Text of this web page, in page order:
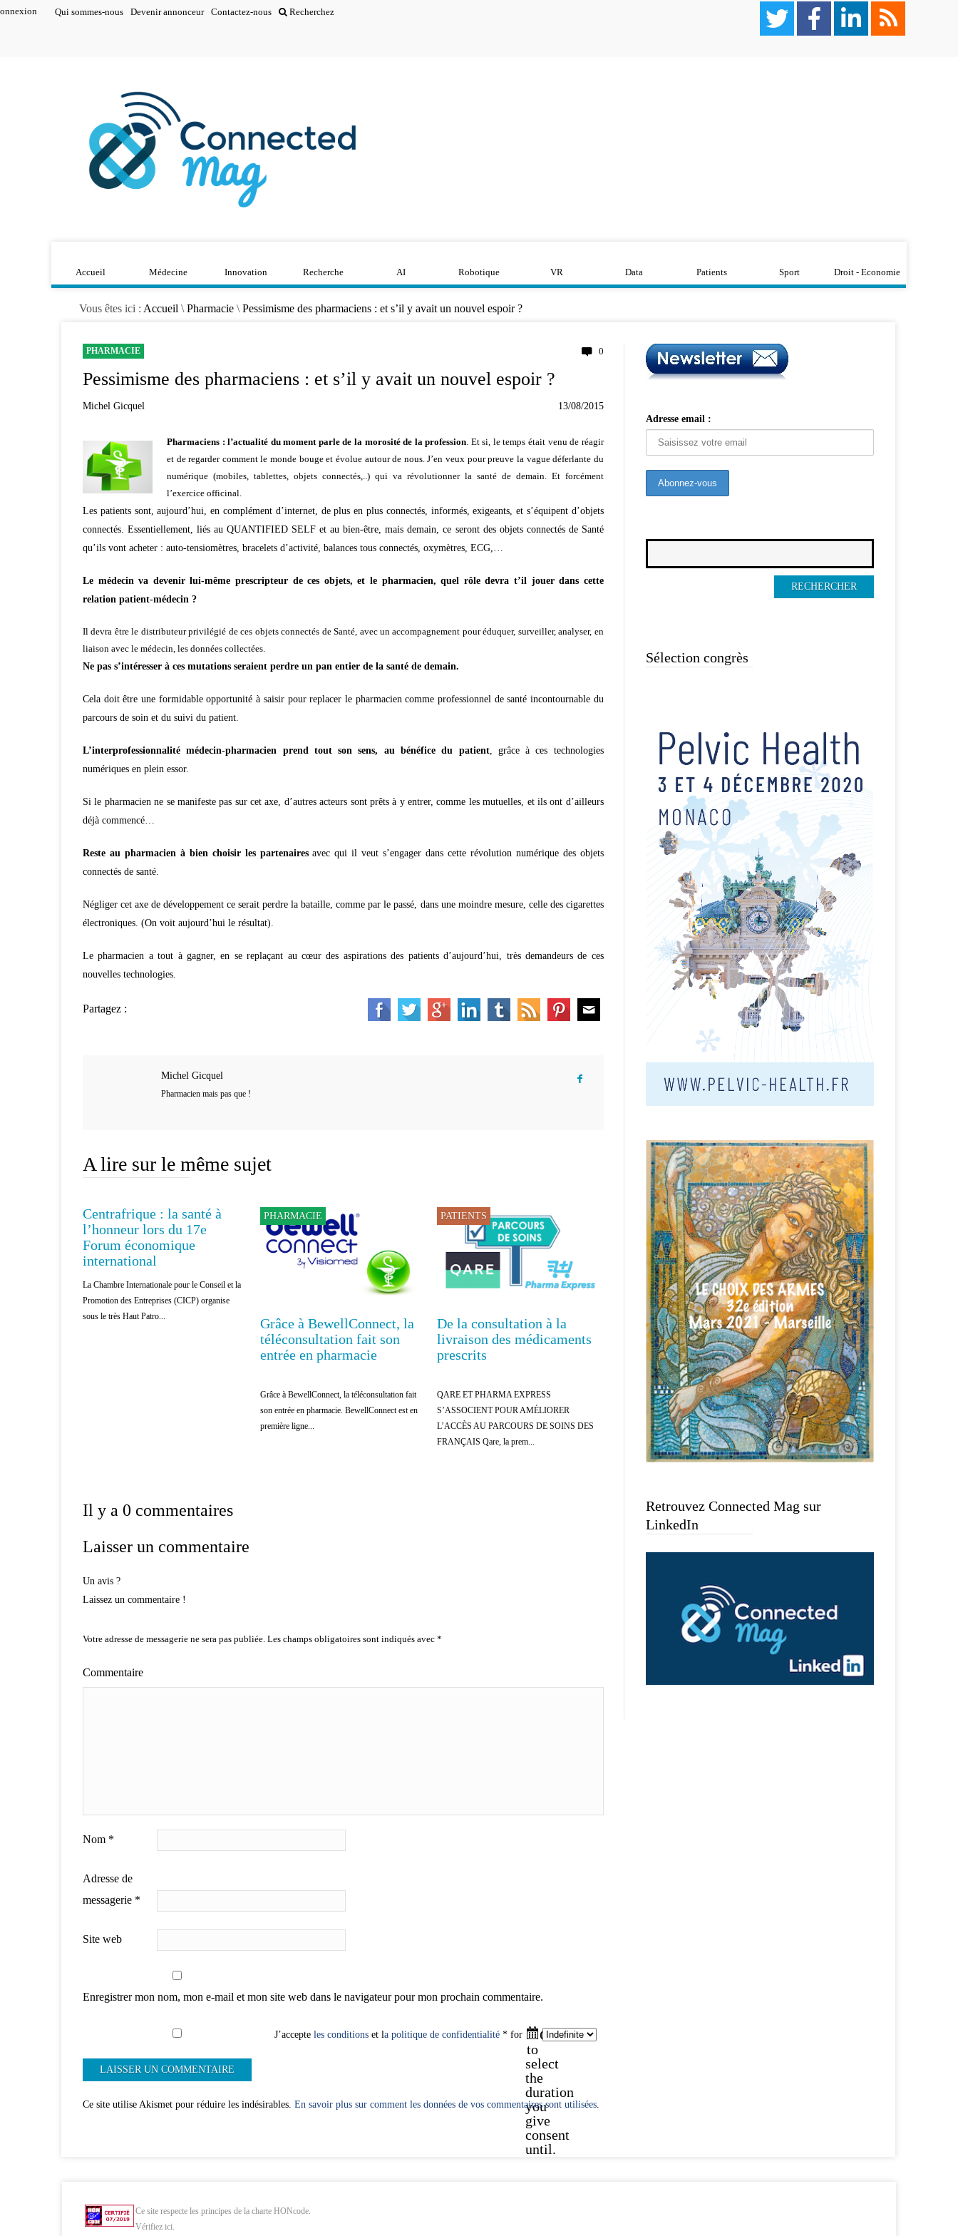
Qui sommes-nous Devenir annonceur Contactez-nous Recherchez
Accueil Médecine Innovation Recherche AI Robotique VR Data Patients Sport Droit - Economie
Vous êtes ici : Accueil \ Pharmacie \ Pessimisme des pharmaciens : et s’il y avait un nouvel espoir ?
PHARMACIE 0
Pessimisme des pharmaciens : et s’il y avait un nouvel espoir ?
Michel Gicquel 13/08/2015
Pharmaciens : l’actualité du moment parle de la morosité de la profession . Et si, le temps était venu de réagir
et de regarder comment le monde bouge et évolue autour de nous. J’en veux pour preuve la vague déferlante du
numérique (mobiles, tablettes, objets connectés,..) qui va révolutionner la santé de demain. Et forcément
l’exercice officinal.
Les patients sont, aujourd’hui, en complément d’internet, de plus en plus connectés, informés, exigeants, et s’équipent d’objets
connectés. Essentiellement, liés au QUANTIFIED SELF et au bien-être, mais demain, ce seront des objets connectés de Santé
qu’ils vont acheter : auto-tensiomètres, bracelets d’activité, balances tous connectés, oxymètres, ECG,…
Le médecin va devenir lui-même prescripteur de ces objets, et le pharmacien, quel rôle devra t’il jouer dans cette
relation patient-médecin ?
Il devra être le distributeur privilégié de ces objets connectés de Santé, avec un accompagnement pour éduquer, surveiller, analyser, en
liaison avec le médecin, les données collectées.
Ne pas s’intéresser à ces mutations seraient perdre un pan entier de la santé de demain.
Cela doit être une formidable opportunité à saisir pour replacer le pharmacien comme professionnel de santé incontournable du
parcours de soin et du suivi du patient.
L’interprofessionnalité médecin-pharmacien prend tout son sens, au bénéfice du patient, grâce à ces technologies
numériques en plein essor.
Si le pharmacien ne se manifeste pas sur cet axe, d’autres acteurs sont prêts à y entrer, comme les mutuelles, et ils ont d’ailleurs
déjà commencé…
Reste au pharmacien à bien choisir les partenairesavec qui il veut s’engager dans cette révolution numérique des objets
connectés de santé.
Négliger cet axe de développement ce serait perdre la bataille, comme par le passé, dans une moindre mesure, celle des cigarettes
électroniques. (On voit aujourd’hui le résultat).
Le pharmacien a tout à gagner, en se replaçant au cœur des aspirations des patients d’aujourd’hui, très demandeurs de ces
nouvelles technologies.
Partagez :
Michel Gicquel
Pharmacien mais pas que !
A lire sur le même sujet
INNOVATION
Centrafrique : la santé à
l’honneur lors du 17e
Forum économique
international
La Chambre Internationale pour le Conseil et la
Promotion des Entreprises (CICP) organise
sous le très Haut Patro...
PHARMACIE
Grâce à BewellConnect, la
téléconsultation fait son
entrée en pharmacie
Grâce à BewellConnect, la téléconsultation fait
son entrée en pharmacie. BewellConnect est en
première ligne...
PATIENTS
De la consultation à la
livraison des médicaments
prescrits
QARE ET PHARMA EXPRESS
S’ASSOCIENT POUR AMÉLIORER
L’ACCÈS AU PARCOURS DE SOINS DES
FRANÇAIS Qare, la prem...
Il y a 0 commentaires
Laisser un commentaire
Un avis ?
Laissez un commentaire !
Votre adresse de messagerie ne sera pas publiée. Les champs obligatoires sont indiqués avec *
Commentaire
Nom *
Adresse de
messagerie *
Site web
Enregistrer mon nom, mon e-mail et mon site web dans le navigateur pour mon prochain commentaire.
J’accepte les conditions et la politique de confidentialité * for
Click
to
select
the
duration
you
give
consent
until.
Ce site utilise Akismet pour réduire les indésirables. En savoir plus sur comment les données de vos commentaires sont utilisées
Adresse email :
Sélection congrès
Retrouvez Connected Mag sur
LinkedIn
Ce site respecte les principes de la charte HONcode.
Vérifiez ici.